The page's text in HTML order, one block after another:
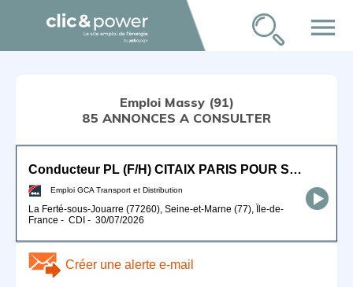
menu
Emploi Massy (91)
85 ANNONCES A CONSULTER
Conducteur PL (F/H) CITAIX PARIS POUR SEPTEMBRE 2026
Emploi GCA Transport et Distribution
La Ferté-sous-Jouarre (77260), Seine-et-Marne (77), Île-de-
France - CDI - 30/07/2026
Créer une alerte e-mail